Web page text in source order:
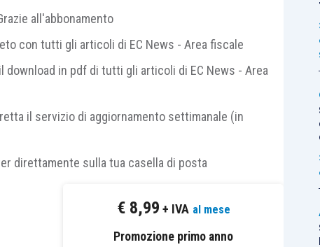
cui gli elementi patrimoniali destinati a essere
iscritti tra le immobilizzazioni
. Il criterio è
Il comma 2 introduce una
quotate in mercati regolamentati — si presumono
cede
e capacità di detenzione
all'abbonamento
con tutti gli articoli di EC News - Area fiscale
in pdf di tutti gli articoli di EC News - Area
il servizio di aggiornamento settimanale (in
direttamente sulla tua casella di posta
€ 8,99 + IVA al mese
Promozione primo anno